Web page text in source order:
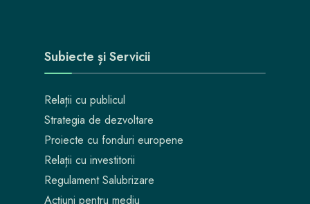
Subiecte și Servicii
Relații cu publicul
Strategia de dezvoltare
Proiecte cu fonduri europene
Relații cu investitorii
Regulament Salubrizare
Acțiuni pentru mediu